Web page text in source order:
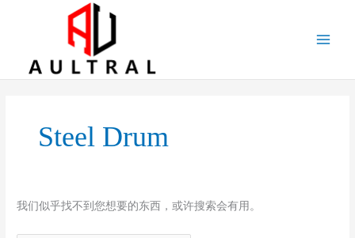
Steel Drum
我们似乎找不到您想要的东西，或许搜索会有用。